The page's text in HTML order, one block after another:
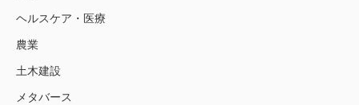
ヘルスケア・医療
農業
土木建設
メタバース